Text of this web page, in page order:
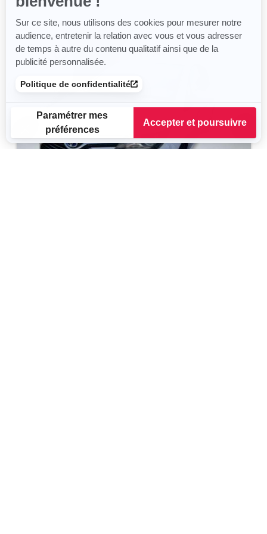
Sur ce site, nous utilisons des cookies pour mesurer notre
audience, entretenir la relation avec vous et vous adresser
de temps à autre du contenu qualitatif ainsi que de la
publicité personnalisée.
Politique de confidentialité
Paramétrer mes
préférences
Accepter et poursuivre
Axeptio consent
Plateforme de Gestion du Consentement : Personnalisez